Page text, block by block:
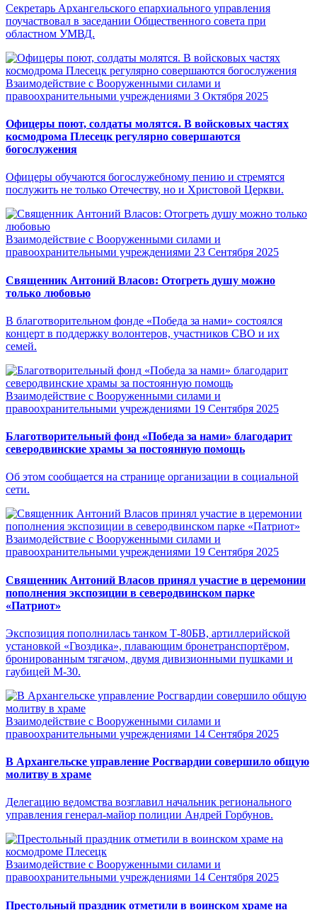
Секретарь Архангельского епархиального управления
поучаствовал в заседании Общественного совета при
областном УМВД.
Взаимодействие с Вооруженными силами и
правоохранительными учреждениями 3 Октября 2025
Офицеры поют, солдаты молятся. В войсковых частях
космодрома Плесецк регулярно совершаются
богослужения
Офицеры обучаются богослужебному пению и стремятся
послужить не только Отечеству, но и Христовой Церкви.
Взаимодействие с Вооруженными силами и
правоохранительными учреждениями 23 Сентября 2025
Священник Антоний Власов: Отогреть душу можно
только любовью
В благотворительном фонде «Победа за нами» состоялся
концерт в поддержку волонтеров, участников СВО и их
семей.
Взаимодействие с Вооруженными силами и
правоохранительными учреждениями 19 Сентября 2025
Благотворительный фонд «Победа за нами» благодарит
северодвинские храмы за постоянную помощь
Об этом сообщается на странице организации в социальной
сети.
Взаимодействие с Вооруженными силами и
правоохранительными учреждениями 19 Сентября 2025
Священник Антоний Власов принял участие в церемонии
пополнения экспозиции в северодвинском парке
«Патриот»
Экспозиция пополнилась танком Т-80БВ, артиллерийской
установкой «Гвоздика», плавающим бронетранспортёром,
бронированным тягачом, двумя дивизионными пушками и
гаубицей М-30.
Взаимодействие с Вооруженными силами и
правоохранительными учреждениями 14 Сентября 2025
В Архангельске управление Росгвардии совершило общую
молитву в храме
Делегацию ведомства возглавил начальник регионального
управления генерал-майор полиции Андрей Горбунов.
Взаимодействие с Вооруженными силами и
правоохранительными учреждениями 14 Сентября 2025
Престольный праздник отметили в воинском храме на